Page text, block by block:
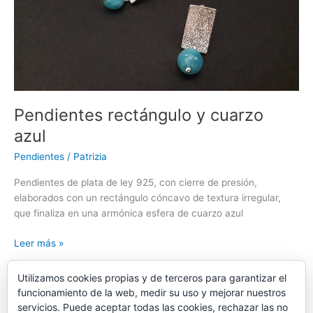
Pendientes rectángulo y cuarzo
azul
Pendientes / Patrizia
Pendientes de plata de ley 925, con cierre de presión,
elaborados con un rectángulo cóncavo de textura irregular,
que finaliza en una armónica esfera de cuarzo azul
Pendientes
rectángulo
y
cuarzo
azul
Leer más »
1 2 … 4 Siguiente →
Utilizamos cookies propias y de terceros para garantizar el
funcionamiento de la web, medir su uso y mejorar nuestros
servicios. Puede aceptar todas las cookies, rechazar las no